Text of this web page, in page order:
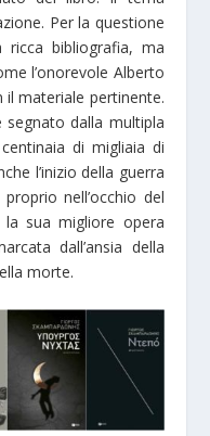
Per la questione
ricca bibliografia, ma
l’onorevole Alberto
materiale pertinente.
segnato dalla multipla
di migliaia di
l’inizio della guerra
nell’occhio del
la sua migliore opera
dall’ansia della
morte.